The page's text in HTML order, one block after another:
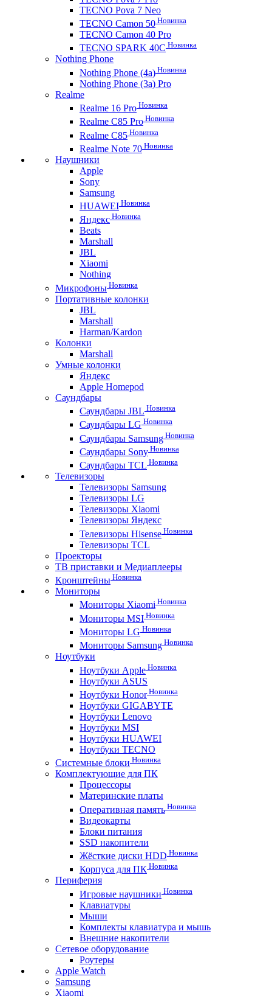
TECNO Pova 7 Neo
TECNO Camon 50 Новинка
TECNO Camon 40 Pro
TECNO SPARK 40C Новинка
Nothing Phone
Nothing Phone (4a) Новинка
Nothing Phone (3a) Pro
Realme
Realme 16 Pro Новинка
Realme C85 Pro Новинка
Realme C85 Новинка
Realme Note 70 Новинка
Наушники
Apple
Sony
Samsung
HUAWEI Новинка
Яндекс Новинка
Beats
Marshall
JBL
Xiaomi
Nothing
Микрофоны Новинка
Портативные колонки
JBL
Marshall
Harman/Kardon
Колонки
Marshall
Умные колонки
Яндекс
Apple Homepod
Саундбары
Саундбары JBL Новинка
Саундбары LG Новинка
Саундбары Samsung Новинка
Саундбары Sony Новинка
Саундбары TCL Новинка
Телевизоры
Телевизоры Samsung
Телевизоры LG
Телевизоры Xiaomi
Телевизоры Яндекс
Телевизоры Hisense Новинка
Телевизоры TCL
Проекторы
ТВ приставки и Медиаплееры
Кронштейны Новинка
Мониторы
Мониторы Xiaomi Новинка
Мониторы MSI Новинка
Мониторы LG Новинка
Мониторы Samsung Новинка
Ноутбуки
Ноутбуки Apple Новинка
Ноутбуки ASUS
Ноутбуки HonorНовинка
Ноутбуки GIGABYTE
Ноутбуки Lenovo
Ноутбуки MSI
Ноутбуки HUAWEI
Ноутбуки TECNO
Системные блоки Новинка
Комплектующие для ПК
Процессоры
Материнские платы
Оперативная память Новинка
Видеокарты
Блоки питания
SSD накопители
Жёсткие диски HDD Новинка
Корпуса для ПК Новинка
Периферия
Игровые наушники Новинка
Клавиатуры
Мыши
Комплекты клавиатура и мышь
Внешние накопители
Сетевое оборудование
Роутеры
Apple Watch
Samsung
Xiaomi